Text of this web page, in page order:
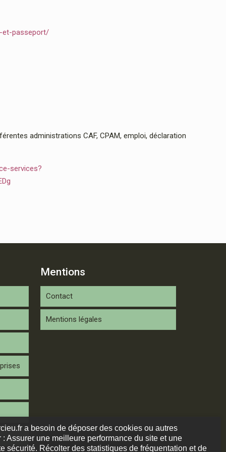
et-passeport/
administrations CAF, CPAM, emploi, déclaration
services?
Mentions
Contact
Mentions légales
a besoin de déposer des cookies ou autres
Assurer une meilleure performance du site et une
sécurité. Récolter des statistiques de fréquentation et de